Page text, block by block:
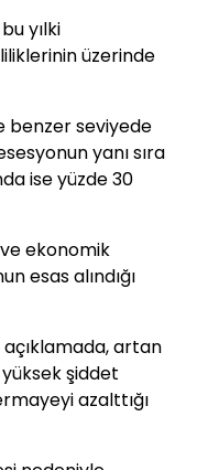
yılki
üzerinde
benzer seviyede
yanı sıra
ise yüzde 30
ve ekonomik
esas alındığı
artan
şiddet
azalttığı